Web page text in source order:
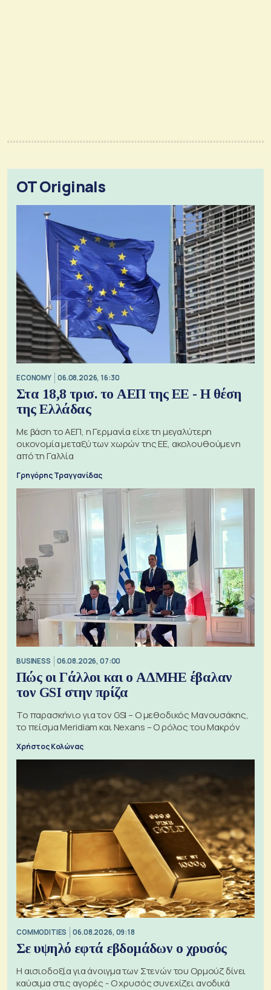
OT Originals
ECONOMY 06.08.2026, 16:30
Στα 18,8 τρισ. το ΑΕΠ της ΕΕ - Η θέση
της Ελλάδας
Με βάση το ΑΕΠ, η Γερμανία είχε τη μεγαλύτερη
οικονομία μεταξύ των χωρών της ΕΕ, ακολουθούμενη
από τη Γαλλία
Γρηγόρης Τραγγανίδας
BUSINESS 06.08.2026, 07:00
Πώς οι Γάλλοι και ο ΑΔΜΗΕ έβαλαν
τον GSI στην πρίζα
Το παρασκήνιο για τον GSI – Ο μεθοδικός Μανουσάκης,
το πείσμα Meridiam και Nexans – Ο ρόλος του Μακρόν
Χρήστος Κολώνας
COMMODITIES 06.08.2026, 09:18
Σε υψηλό εφτά εβδομάδων ο χρυσός
Η αισιοδοξία για άνοιγμα των Στενών του Ορμούζ δίνει
καύσιμα στις αγορές - Ο χρυσός συνεχίζει ανοδικά